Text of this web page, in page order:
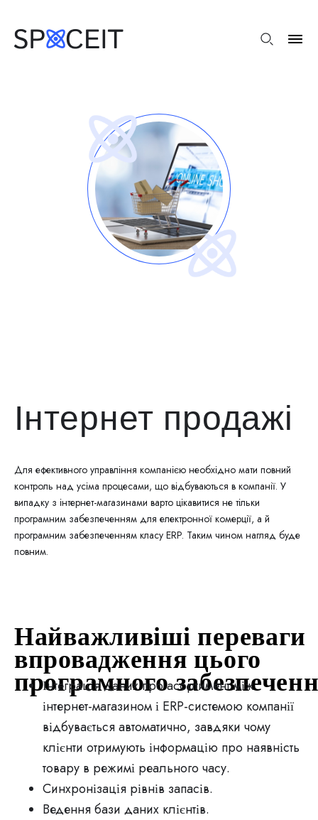
Інтернет продажі
Для ефективного управління компанією необхідно мати повний
контроль над усіма процесами, що відбуваються в компанії. У
випадку з інтернет-магазинами варто цікавитися не тільки
програмним забезпеченням для електронної комерції, а й
програмним забезпеченням класу ERP. Таким чином нагляд буде
повним.
Найважливіші переваги
впровадження цього
програмного
Інтеграція даних про асортимент між
інтернет-магазином і ERP-системою компанії
відбувається автоматично, завдяки чому
клієнти отримують інформацію про наявність
товару в режимі реального часу.
Синхронізація рівнів запасів.
Ведення бази даних клієнтів.